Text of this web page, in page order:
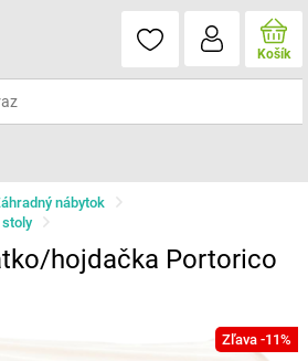
Košík
nábytok
stoly
hojdačka Portorico
Zľava -11%